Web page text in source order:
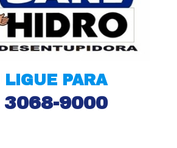
LIGUE PARA
3068-9000